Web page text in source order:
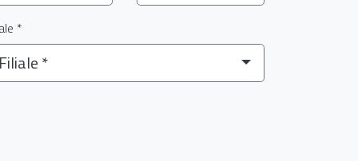
*
*